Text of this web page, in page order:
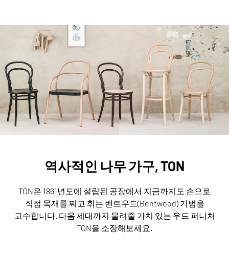
역사적인 나무 가구, TON
TON은 1861년도에 설립된 공장에서 지금까지도 손으로
직접 목재를 찌고 휘는 벤트우드(Bentwood) 기법을
고수합니다. 다음 세대까지 물려줄 가치 있는 우드 퍼니처
TON을 소장해보세요.